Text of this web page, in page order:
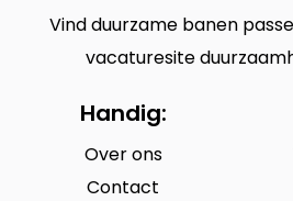
Vind duurzame banen
vacaturesite
Handig:
Over ons
Contact